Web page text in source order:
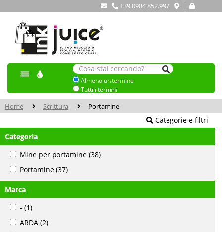
+39 0984 852.997 |
Almeno un termine
Tutti i termini
Home Scrittura Portamine
Categorie e filtri
Categoria
Mine per portamine (38)
Portamine (37)
Marca
- (1)
ARDA (2)